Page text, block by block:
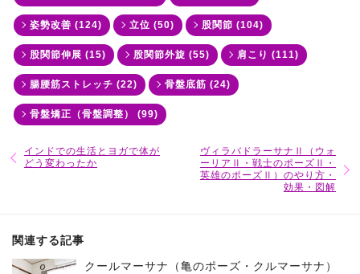
姿勢改善 (124) 立位 (50) 股関節 (104)
股関節伸展 (15) 股関節外旋 (55) 肩こり (111)
腸腰筋ストレッチ (22) 骨盤底筋 (24)
骨盤矯正（骨盤調整） (99)
インドでの生活とヨガで体が
どう変わったか
ヴィラバドラーサナⅡ（ウォ
ーリアⅡ・戦士のポーズⅡ・
英雄のポーズⅡ）のやり方・
効果・図解
関連する記事
クールマーサナ（亀のポーズ・クルマーサナ）